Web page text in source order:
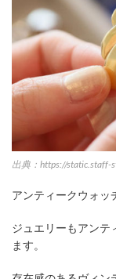
出典：https://static.staff-
アンティークウォッ
ジュエリーもアンテ
ます。